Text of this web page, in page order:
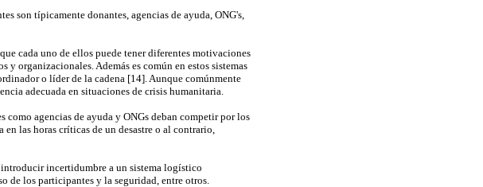
son típicamente donantes, agencias de ayuda, ONG's,
cada uno de ellos puede tener diferentes motivaciones
organizacionales. Además es común en estos sistemas
o líder de la cadena [14]. Aunque comúnmente
adecuada en situaciones de crisis humanitaria.
como agencias de ayuda y ONGs deban competir por los
las horas críticas de un desastre o al contrario,
introducir incertidumbre a un sistema logístico
de los participantes y la seguridad, entre otros.